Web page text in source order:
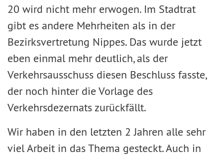
20 wird nicht mehr erwogen. Im Stadtrat
gibt es andere Mehrheiten als in der
Bezirksvertretung Nippes. Das wurde jetzt
eben einmal mehr deutlich, als der
Verkehrsausschuss diesen Beschluss fasste,
der noch hinter die Vorlage des
Verkehrsdezernats zurückfällt.
Wir haben in den letzten 2 Jahren alle sehr
viel Arbeit in das Thema gesteckt. Auch in